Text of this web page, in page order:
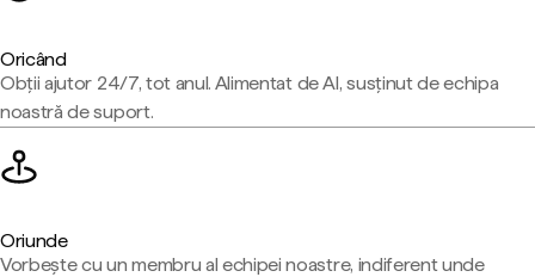
Oricând
Obții ajutor 24/7, tot anul. Alimentat de AI, susținut de echipa
noastră de suport.
Oriunde
Vorbește cu un membru al echipei noastre, indiferent unde